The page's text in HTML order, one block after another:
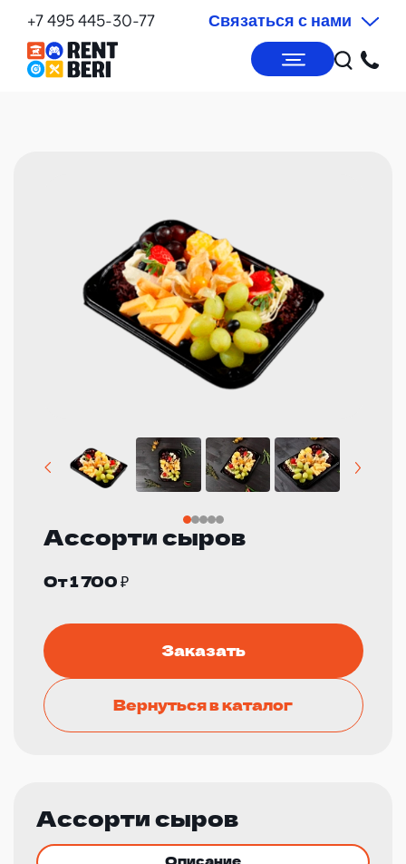
+7 495 445-30-77 Связаться с нами
Ассорти сыров
От 1 700 ₽
Заказать
Вернуться в каталог
Ассорти сыров
Описание